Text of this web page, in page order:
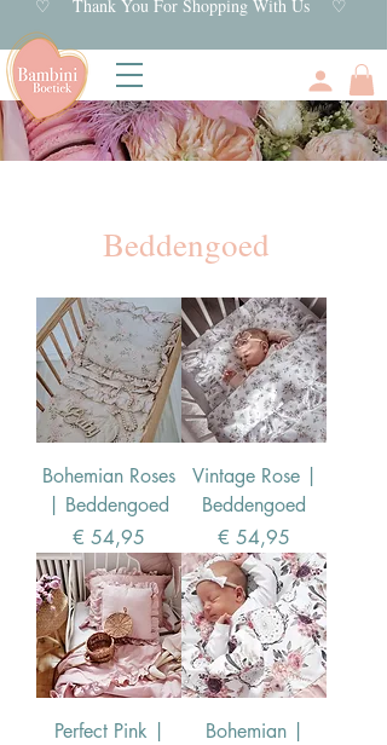
♡ Thank You For Shopping With Us ♡
Beddengoed
Bohemian Roses
| Beddengoed
Prijs
€ 54,95
Vintage Rose |
Beddengoed
Prijs
€ 54,95
Perfect Pink |
Bohemian |